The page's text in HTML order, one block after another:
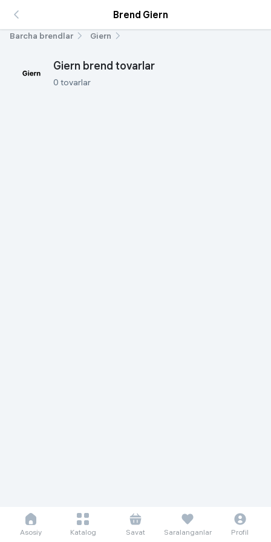
Brend Giern
Barcha brendlar Giern
Giern brend tovarlar
0 tovarlar
Asosiy Katalog Savat Saralanganlar Profil